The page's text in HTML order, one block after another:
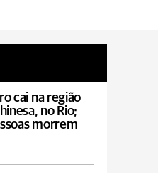
cai na região
no Rio;
morrem